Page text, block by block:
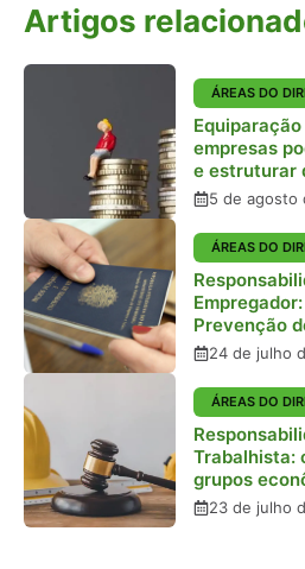
Artigos
ÁREAS DO
empresas
e estruturar
5 de agosto
ÁREAS DO
Prevenção
24 de julho
ÁREAS DO
Trabalhista:
grupos
23 de julho